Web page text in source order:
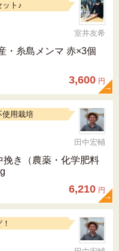
ット♪
室井友希
・糸島メンマ 赤×3個
3,600 円
使用栽培
田中宏輔
挽き（農薬・化学肥料
6,210 円